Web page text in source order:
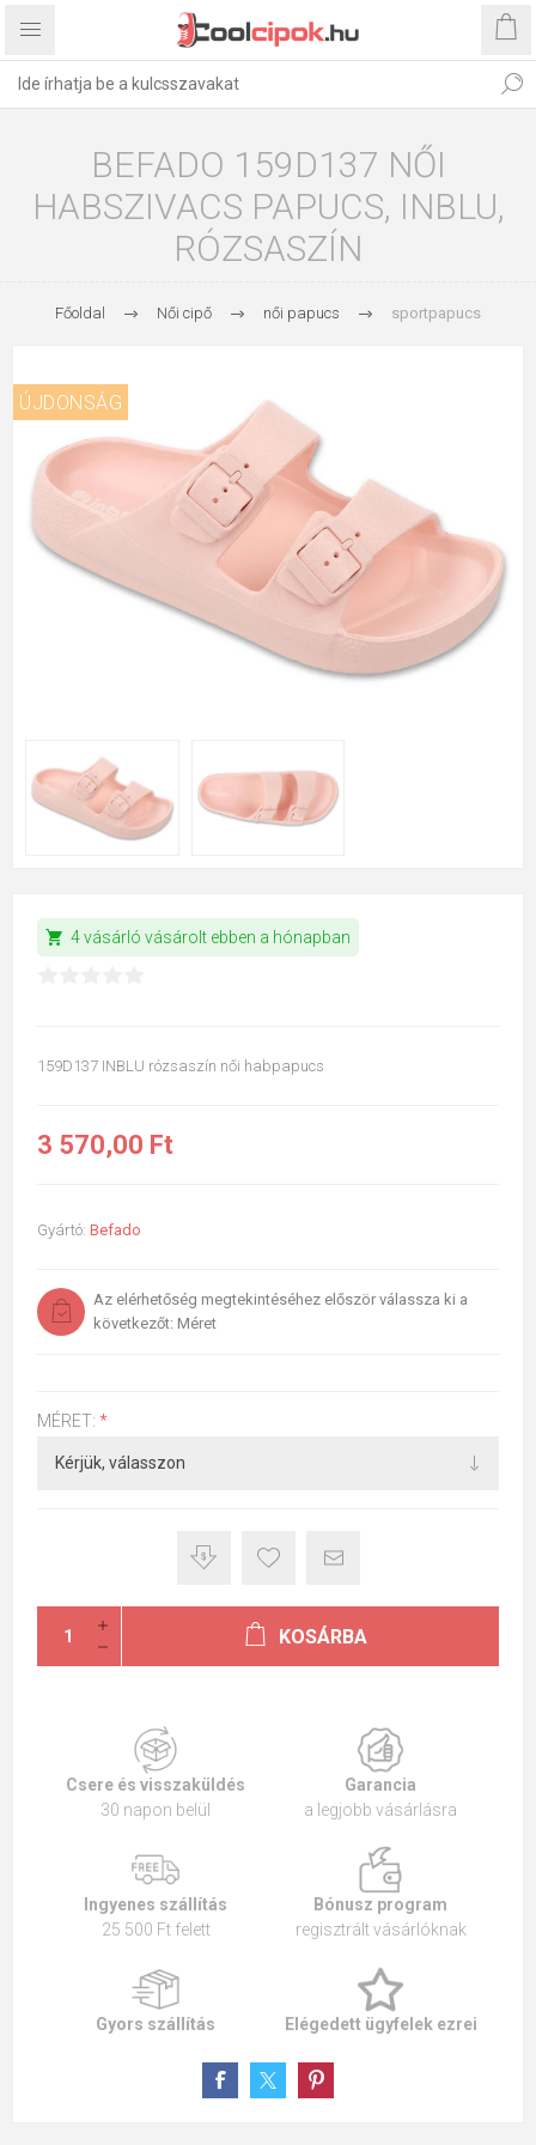
BEFADO 159D137 NŐI
HABSZIVACS PAPUCS, INBLU,
RÓZSASZÍN
Főoldal Női cipő női papucs sportpapucs
ÚJDONSÁG
shopping_cart 4 vásárló vásárolt ebben a hónapban
159D137 INBLU rózsaszín női habpapucs
3 570,00 Ft
Gyártó: Befado
Az elérhetőség megtekintéséhez először válassza ki a
következőt: Méret
MÉRET: *
KOSÁRBA
Csere és visszaküldés
30 napon belül
Garancia
a legjobb vásárlásra
Ingyenes szállítás
25 500 Ft felett
Bónusz program
regisztrált vásárlóknak
Gyors szállítás Elégedett ügyfelek ezrei